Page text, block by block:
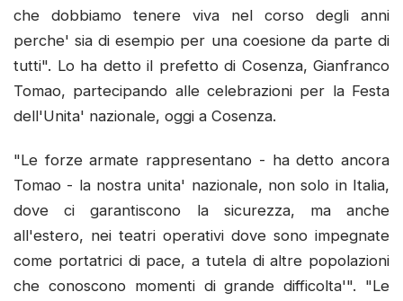
che dobbiamo tenere viva nel corso degli anni
perche' sia di esempio per una coesione da parte di
tutti". Lo ha detto il prefetto di Cosenza, Gianfranco
Tomao, partecipando alle celebrazioni per la Festa
dell'Unita' nazionale, oggi a Cosenza.
"Le forze armate rappresentano - ha detto ancora
Tomao - la nostra unita' nazionale, non solo in Italia,
dove ci garantiscono la sicurezza, ma anche
all'estero, nei teatri operativi dove sono impegnate
come portatrici di pace, a tutela di altre popolazioni
che conoscono momenti di grande difficolta'". "Le